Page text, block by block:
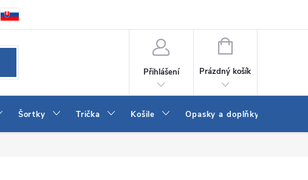
Kontakt
Přihlášení
NÁKUPNÍ
Prázdný košík
Šortky Trička Košile Opasky a doplňky